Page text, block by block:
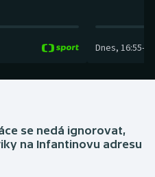
Dnes, 16:55-
se nedá ignorovat,
na Infantinovu adresu